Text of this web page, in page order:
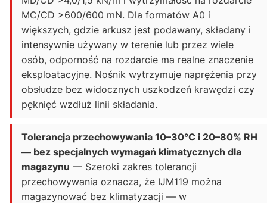
MC/CD >600/600 mN. Dla formatów A0 i
większych, gdzie arkusz jest podawany, składany i
intensywnie używany w terenie lub przez wiele
osób, odporność na rozdarcie ma realne znaczenie
eksploatacyjne. Nośnik wytrzymuje naprężenia przy
obsłudze bez widocznych uszkodzeń krawędzi czy
pęknięć wzdłuż linii składania.
Tolerancja przechowywania 10–30°C i 20–80% RH
— bez specjalnych wymagań klimatycznych dla
magazynu — Szeroki zakres tolerancji
przechowywania oznacza, że IJM119 można
magazynować bez klimatyzacji — w